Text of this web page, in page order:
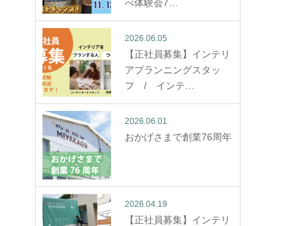
べ体験会7…
2026.06.05
【正社員募集】インテリ
アプランニングスタッ
フ / インテ…
2026.06.01
おかげさまで創業76周年
2026.04.19
【正社員募集】インテリ